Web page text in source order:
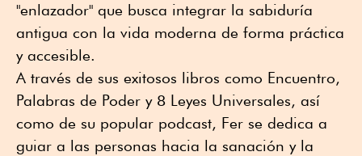
"enlazador" que busca integrar la sabiduría
antigua con la vida moderna de forma práctica
y accesible.
A través de sus exitosos libros como Encuentro,
Palabras de Poder y 8 Leyes Universales, así
como de su popular podcast, Fer se dedica a
guiar a las personas hacia la sanación y la